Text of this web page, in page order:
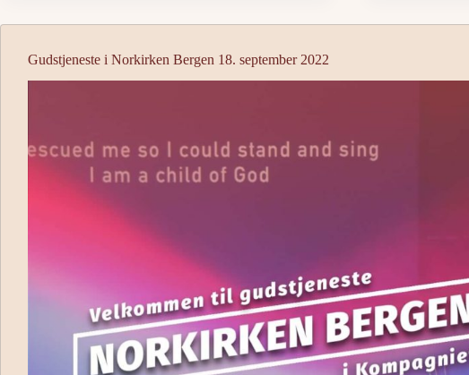
Gudstjeneste i Norkirken Bergen 18. september 2022